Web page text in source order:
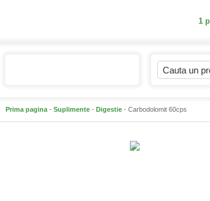
1
Prima pagina - Suplimente - Digestie - Carbodolomit 60cps